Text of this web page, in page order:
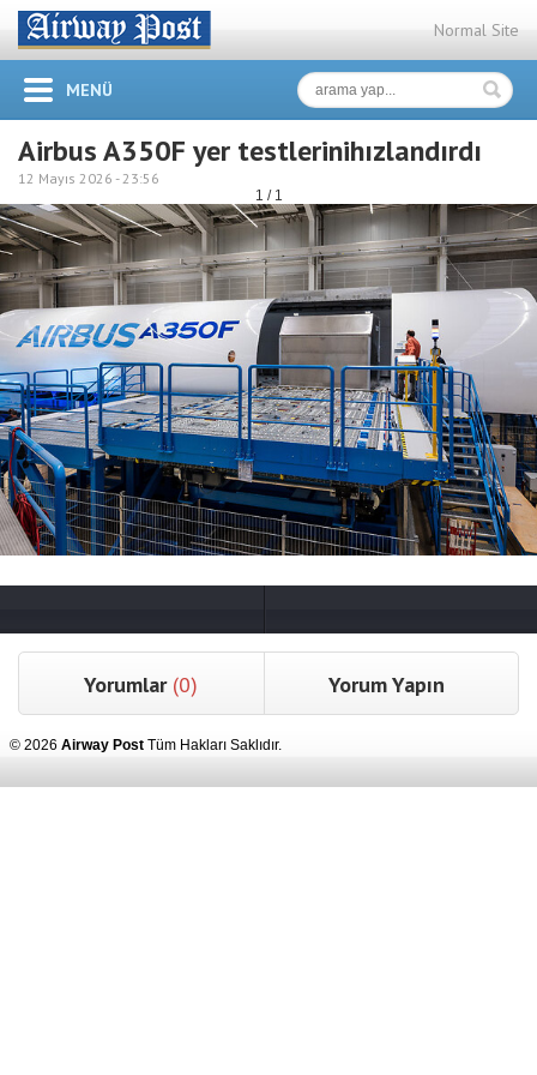
Normal Site
MENÜ
Airbus A350F yer testlerinihızlandırdı
12 Mayıs 2026 -23:56
1 / 1
Yorumlar (0) Yorum Yapın
© 2026 Airway Post Tüm Hakları Saklıdır.